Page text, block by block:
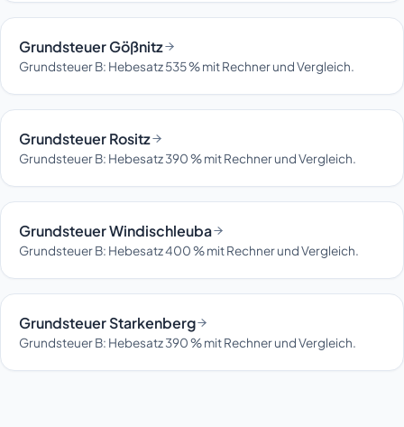
Grundsteuer Gößnitz
Grundsteuer B: Hebesatz 535 % mit Rechner und Vergleich.
Grundsteuer Rositz
Grundsteuer B: Hebesatz 390 % mit Rechner und Vergleich.
Grundsteuer Windischleuba
Grundsteuer B: Hebesatz 400 % mit Rechner und Vergleich.
Grundsteuer Starkenberg
Grundsteuer B: Hebesatz 390 % mit Rechner und Vergleich.